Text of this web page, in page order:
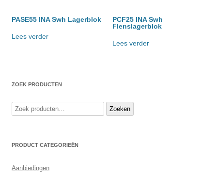
PASE55 INA Swh Lagerblok
Lees verder
PCF25 INA Swh
Flenslagerblok
Lees verder
ZOEK PRODUCTEN
Zoeken
naar:
Zoeken
PRODUCT CATEGORIEËN
Aanbiedingen